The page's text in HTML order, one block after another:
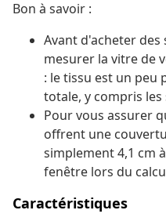
Bon à savoir :
Avant d'acheter
mesurer la vitre de
: le tissu est un peu
totale, y compris
Pour vous assurer
offrent une
simplement 4,1 cm
fenêtre lors du
Caractéristiques